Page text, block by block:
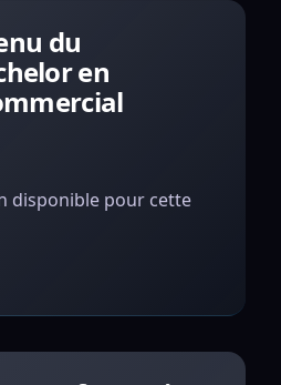
du
en
disponible pour cette